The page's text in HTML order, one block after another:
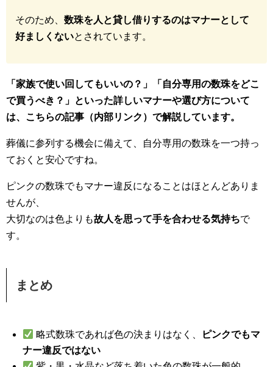
そのため、 数珠を人と貸し借りするのはマナーとして
好ましくないとされています。
「家族で使い回してもいいの？」「自分専用の数珠をどこ
で買うべき？」といった詳しいマナーや選び方について
は、こちらの記事（内部リンク）で解説しています。
葬儀に参列する機会に備えて、自分専用の数珠を一つ持っ
ておくと安心ですね。
ピンクの数珠でもマナー違反になることはほとんどありま
せんが、
大切なのは色よりも故人を思って手を合わせる気持ちで
す。
まとめ
略式数珠であれば色の決まりはなく、
ピンクでもマ
ナー違反ではない